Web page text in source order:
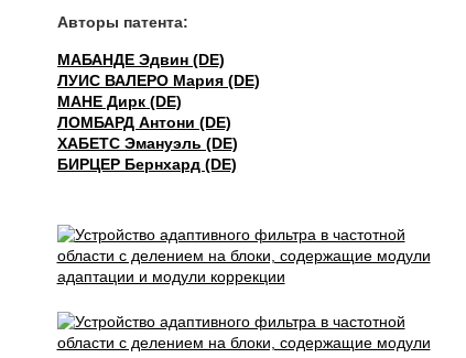
Авторы патента:
МАБАНДЕ Эдвин (DE)
ЛУИС ВАЛЕРО Мария (DE)
МАНЕ Дирк (DE)
ЛОМБАРД Антони (DE)
ХАБЕТС Эмануэль (DE)
БИРЦЕР Бернхард (DE)